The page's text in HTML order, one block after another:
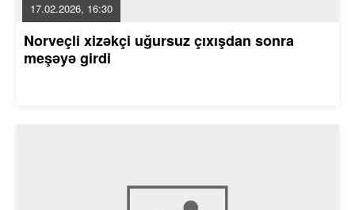
17.02.2026, 16:30
Norveçli xizəkçi uğursuz çıxışdan sonra
meşəyə girdi